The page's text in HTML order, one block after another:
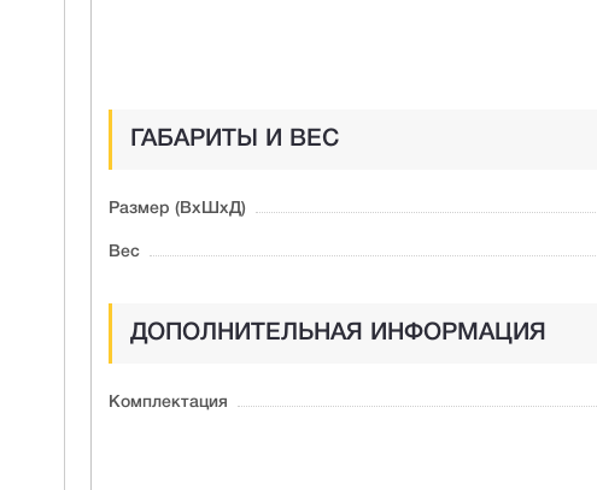
ГАБАРИТЫ И ВЕС
Размер (ВxШxД)
Вес
ДОПОЛНИТЕЛЬНАЯ ИНФОРМАЦИЯ
Комплектация